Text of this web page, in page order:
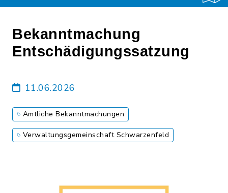
Bekanntmachung
Entschädigungssatzung
11.06.2026
Amtliche Bekanntmachungen
Verwaltungsgemeinschaft Schwarzenfeld